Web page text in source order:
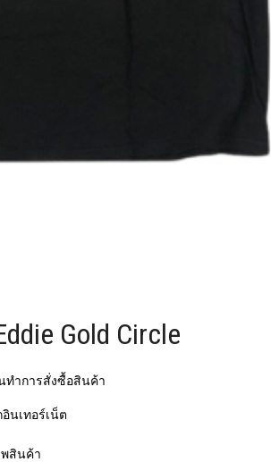
Gold Circle
ทำการสั่งซื้อสินค้า
นเทอร์เน็ต
พสินค้า